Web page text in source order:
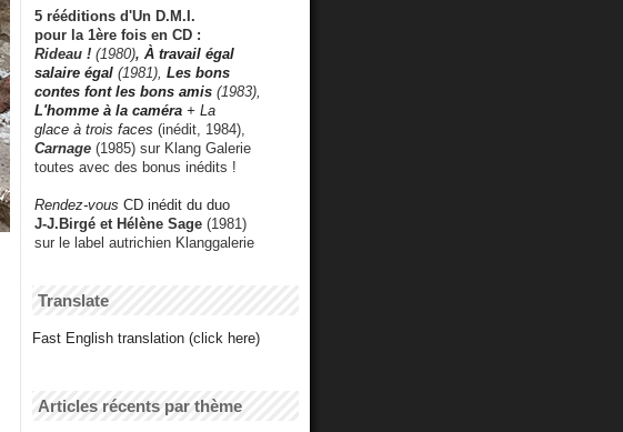
5 rééditions d'Un D.M.I.
pour la 1ère fois en CD :
Rideau ! (1980), À travail égal
salaire égal (1981), Les bons
contes font les bons amis (1983),
L'homme à la caméra + La
glace à trois faces (inédit, 1984),
Carnage (1985) sur Klang Galerie
toutes avec des bonus inédits !
Rendez-vous CD inédit du duo
J-J.Birgé et Hélène Sage (1981)
sur le label autrichien Klanggalerie
Translate
Fast English translation (click here)
Articles récents par thème